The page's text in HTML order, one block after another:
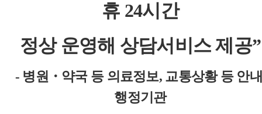
휴 24시간
정상 운영해 상담서비스 제공”
- 병원・약국 등 의료정보, 교통상황 등 안
행정기관